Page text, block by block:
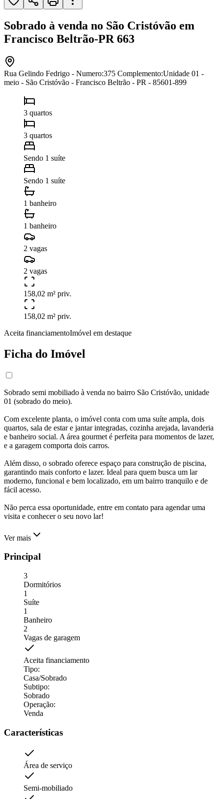
Sobrado à venda no São Cristóvão em
Francisco Beltrão-PR 663
Rua Gelindo Fedrigo - Numero:375 Complemento:Unidade 01 -
meio - São Cristóvão - Francisco Beltrão - PR - 85601-899
3 quartos
3 quartos
Sendo 1 suíte
Sendo 1 suíte
1 banheiro
1 banheiro
2 vagas
2 vagas
158,02 m² priv.
158,02 m² priv.
Aceita financiamentoImóvel em destaque
Ficha do Imóvel
Sobrado semi mobiliado à venda no bairro São Cristóvão, unidade
01 (sobrado do meio).
Com excelente planta, o imóvel conta com uma suíte ampla, dois
quartos, sala de estar e jantar integradas, cozinha arejada, lavanderia
e banheiro social. A área gourmet é perfeita para momentos de lazer,
e a garagem comporta dois carros.
Além disso, o sobrado oferece espaço para construção de piscina,
garantindo mais conforto e lazer. Ideal para quem busca um lar
moderno, funcional e bem localizado, em um bairro tranquilo e de
fácil acesso.
Não perca essa oportunidade, entre em contato para agendar uma
visita e conhecer o seu novo lar!
Ver mais
Principal
3
Dormitórios
1
Suíte
1
Banheiro
2
Vagas de garagem
Aceita financiamento
Tipo:
Casa/Sobrado
Subtipo:
Sobrado
Operação:
Venda
Características
Área de serviço
Semi-mobiliado